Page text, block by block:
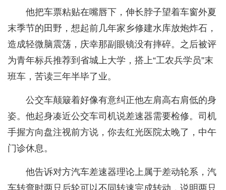
他把车票粘贴在嘴唇下，伸长脖子望着车窗外夏
末季节的田野，想起前几年家乡修建水库放炮炸石，
造成轻微脑震荡，庆幸那副眼镜没有摔碎。之后被评
为青年标兵推荐到省城上大学，搭上“工农兵学员”末
班车，苦读三年半毕了业。
公交车颠簸着好像有意纠正他左肩高右肩低的身
姿。他起身凑近公交车司机说差速器需要检修。司机
手握方向盘注视前方说，你去红光医院太晚了，中午
门诊休息。
他告诉对方汽车差速器理论上属于差动轮系，汽